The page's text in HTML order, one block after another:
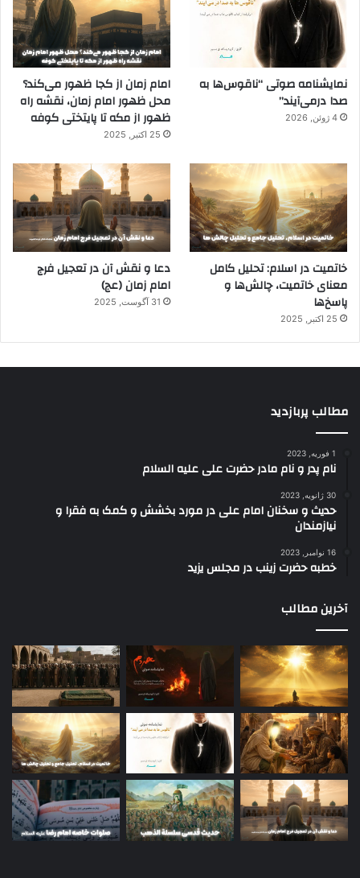
نمایشنامه صوتی “ناقوس‌ها به
صدا در‌می‌آیند”
4 ژوئن, 2026
امام زمان از کجا ظهور می‌کند؟
محل ظهور امام زمان، نقشه راه
ظهور از مکه تا پایتختی کوفه
25 اکتبر, 2025
خاتمیت در اسلام: تحلیل کامل
معنای خاتمیت، چالش‌ها و
پاسخ‌ها
25 اکتبر, 2025
دعا و نقش آن در تعجیل فرج
امام زمان (عج)
31 آگوست, 2025
مطالب پربازدید
1 فوریه, 2023
نام پدر و نام مادر حضرت علی علیه السلام
30 ژانویه, 2023
حدیث و سخنان امام علی در مورد بخشش و کمک به فقرا و
نیازمندان
16 نوامبر, 2023
خطبه حضرت زینب در مجلس یزید
آخرین مطالب